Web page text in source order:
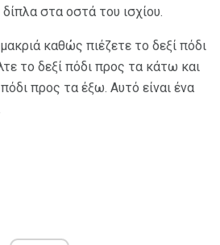
στα οστά του ισχίου.
καθώς πιέζετε το δεξί πόδι
το δεξί πόδι προς τα κάτω και
προς τα έξω. Αυτό είναι ένα